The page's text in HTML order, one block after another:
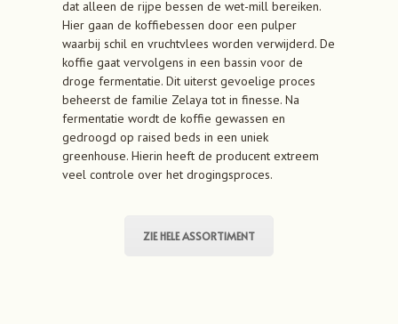
dat alleen de rijpe bessen de wet-mill bereiken.
Hier gaan de koffiebessen door een pulper
waarbij schil en vruchtvlees worden verwijderd. De
koffie gaat vervolgens in een bassin voor de
droge fermentatie. Dit uiterst gevoelige proces
beheerst de familie Zelaya tot in finesse. Na
fermentatie wordt de koffie gewassen en
gedroogd op raised beds in een uniek
greenhouse. Hierin heeft de producent extreem
veel controle over het drogingsproces.
ZIE HELE ASSORTIMENT